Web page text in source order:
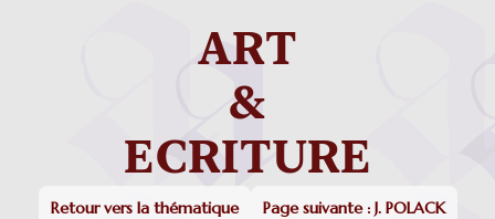
Retour vers la thématique Page suivante : J. POLACK